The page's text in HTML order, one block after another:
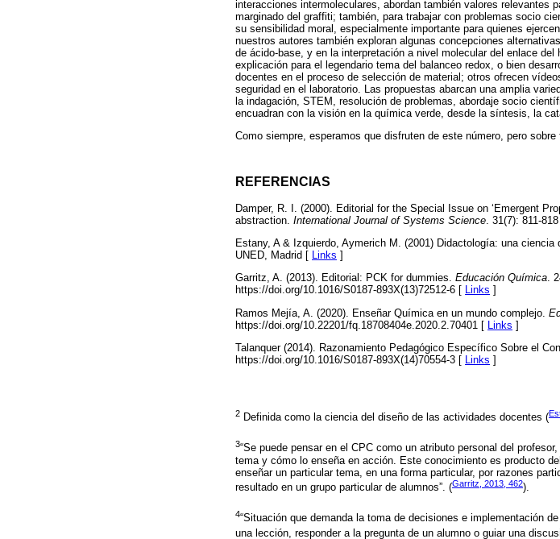
interacciones intermoleculares, abordan también valores relevantes
marginado del graffiti; también, para trabajar con problemas socio
su sensibilidad moral, especialmente importante para quienes
nuestros autores también exploran algunas concepciones
de ácido-base, y en la interpretación a nivel molecular del enlace
explicación para el legendario tema del balanceo redox, o bien
docentes en el proceso de selección de material; otros ofrecen
seguridad en el laboratorio. Las propuestas abarcan una amplia
la indagación, STEM, resolución de problemas, abordaje socio
encuadran con la visión en la química verde, desde la síntesis, la
Como siempre, esperamos que disfruten de este número, pero
REFERENCIAS
Damper, R. I. (2000). Editorial for the Special Issue on ‘Emergent
abstraction. International Journal of Systems Science. 31(7): 811-
Estany, A & Izquierdo, Aymerich M. (2001) Didactología: una ciencia
UNED, Madrid [ Links ]
Garritz, A. (2013). Editorial: PCK for dummies. Educación Química.
https://doi.org/10.1016/S0187-893X(13)72512-6 [ Links ]
Ramos Mejía, A. (2020). Enseñar Química en un mundo complejo.
https://doi.org/10.22201/fq.18708404e.2020.2.70401 [ Links ]
Talanquer (2014). Razonamiento Pedagógico Específico Sobre el
https://doi.org/10.1016/S0187-893X(14)70554-3 [
Links ]
2 Definida como la ciencia del diseño de las actividades docentes (
3“Se puede pensar en el CPC como un atributo personal del
tema y cómo lo enseña en acción. Este conocimiento es producto
enseñar un particular tema, en una forma particular, por razones
resultado en un grupo particular de alumnos”. (Garritz, 2013, 462).
4“Situación que demanda la toma de decisiones e implementación
una lección, responder a la pregunta de un alumno o guiar una